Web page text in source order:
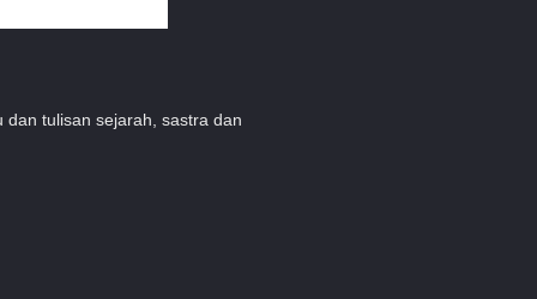
tulisan sejarah, sastra dan